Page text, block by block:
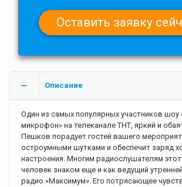
Описание
Один из самых популярных участников
микрофон» на телеканале ТНТ, яркий и
Пешков порадует гостей вашего
остроумными шутками и обеспечит заряд
настроения. Многим радиослушателям
человек знаком еще и как ведущий
радио «Максимум». Его потрясающее